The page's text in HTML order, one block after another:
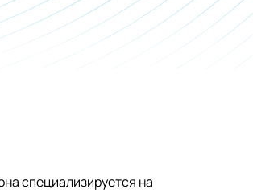
специализируется на